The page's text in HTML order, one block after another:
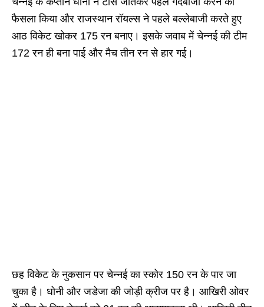
फैसला किया और राजस्थान रॉयल्स ने पहले बल्लेबाजी करते हुए
आठ विकेट खोकर 175 रन बनाए। इसके जवाब में चेन्नई की टीम
172 रन ही बना पाई और मैच तीन रन से हार गई।
छह विकेट के नुकसान पर चेन्नई का स्कोर 150 रन के पार जा
चुका है। धोनी और जडेजा की जोड़ी क्रीज पर है। आखिरी ओवर